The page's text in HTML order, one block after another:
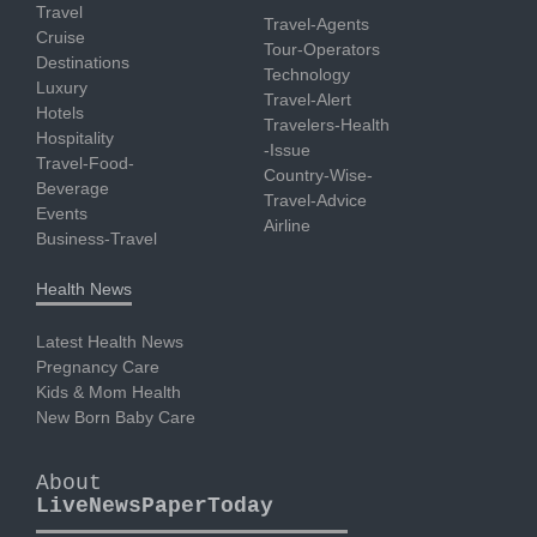
Travel
Cruise
Destinations
Luxury
Hotels
Hospitality
Travel-Food-
Beverage
Events
Business-Travel
Travel-Agents
Tour-Operators
Technology
Travel-Alert
Travelers-Health
-Issue
Country-Wise-
Travel-Advice
Airline
Health News
Latest Health News
Pregnancy Care
Kids & Mom Health
New Born Baby Care
About
LiveNewsPaperToday